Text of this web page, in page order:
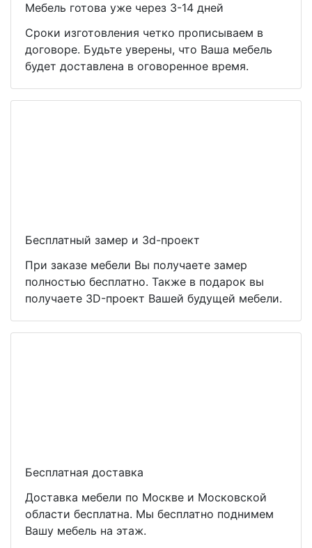
Мебель готова уже через 3-14 дней
Сроки изготовления четко прописываем в
договоре. Будьте уверены, что Ваша мебель
будет доставлена в оговоренное время.
Бесплатный замер и 3d-проект
При заказе мебели Вы получаете замер
полностью бесплатно. Также в подарок вы
получаете 3D-проект Вашей будущей мебели.
Бесплатная доставка
Доставка мебели по Москве и Московской
области бесплатна. Мы бесплатно поднимем
Вашу мебель на этаж.